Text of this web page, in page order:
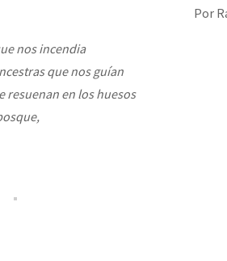
globales por la libertad de Jesús
Por
nos incendia
que nos guían
resuenan en los huesos